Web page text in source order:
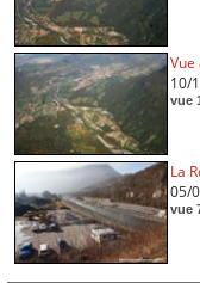
Vue
10/
vue
La
05/
vue